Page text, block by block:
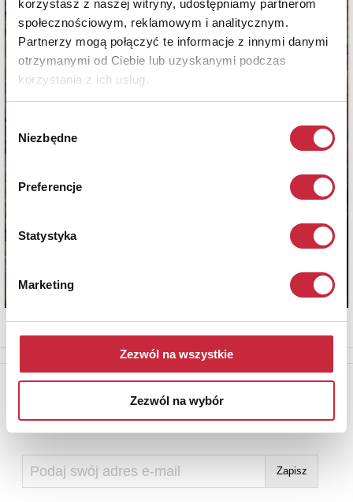
korzystasz z naszej witryny, udostępniamy partnerom
społecznościowym, reklamowym i analitycznym.
Partnerzy mogą połączyć te informacje z innymi danymi
otrzymanymi od Ciebie lub uzyskanymi podczas
korzystania z ich usług.
Wybór
zgody
Niezbędne
Preferencje
Statystyka
Marketing
Zezwól na wszystkie
Zezwól na wybór
Newsletter
Aby otrzymywać informacje o nowych aukcjach, prosimy podać